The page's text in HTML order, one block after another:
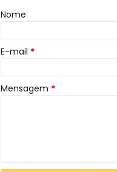
Nome
E-mail *
Mensagem *